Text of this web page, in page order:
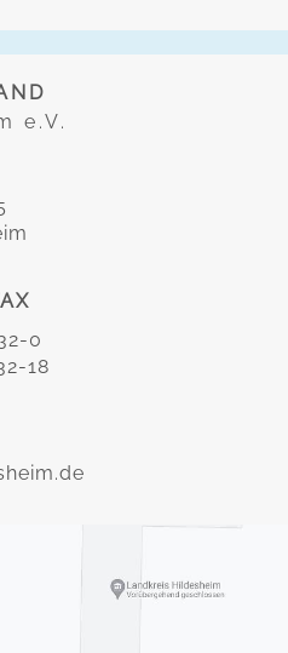
e.V.
0
18